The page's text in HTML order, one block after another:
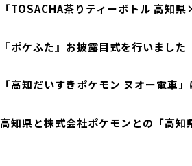
「TOSACHA茶りティーボトル 高知
『ポケふた』お披露目式を行いました
「高知だいすきポケモン ヌオー電車
高知県と株式会社ポケモンとの「高